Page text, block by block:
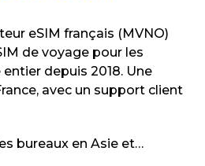
eSIM français (MVNO)
de voyage pour les
depuis 2018. Une
avec un support client
bureaux en Asie et